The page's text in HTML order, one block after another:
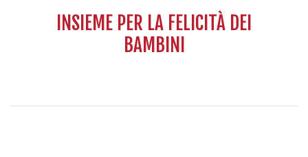
INSIEME PER LA FELICITÀ DEI
BAMBINI